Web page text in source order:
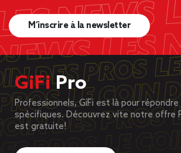
M’inscrire à la newsletter
GiFiPro
Professionnels, GiFi est là pour
spécifiques. Découvrez vite notre offre
est gratuite!